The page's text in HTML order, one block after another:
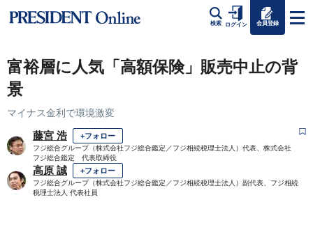
検索 ログイン 会員登録
富裕層に人気「高額保険」販売中止の背
景
マイナス金利で環境激変
藤宮 浩 +フォロー
フジ総合グループ（株式会社フジ総合鑑定／フジ相続税理士法人）代表、株式会社
フジ総合鑑定 代表取締役
高原 誠 +フォロー
フジ総合グループ（株式会社フジ総合鑑定／フジ相続税理士法人）副代表、フジ相続
税理士法人 代表社員